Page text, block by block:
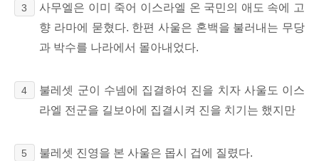
3
사무엘은 이미 죽어 이스라엘 온 국민의 애도 속에 고
향 라마에 묻혔다. 한편 사울은 혼백을 불러내는 무당
과 박수를 나라에서 몰아내었다.
4
불레셋 군이 수넴에 집결하여 진을 치자 사울도 이스
라엘 전군을 길보아에 집결시켜 진을 치기는 했지만
5 불레셋 진영을 본 사울은 몹시 겁에 질렸다.